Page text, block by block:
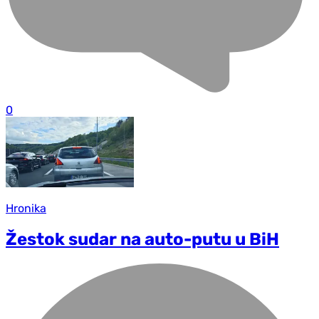
0
Hronika
Žestok sudar na auto-putu u BiH